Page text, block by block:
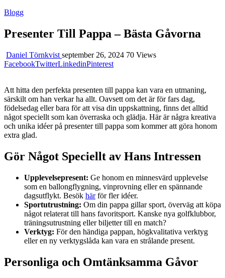
Blogg
Presenter Till Pappa – Bästa Gåvorna
Daniel Törnkvist september 26, 2024 70 Views
FacebookTwitterLinkedinPinterest
Att hitta den perfekta presenten till pappa kan vara en utmaning,
särskilt om han verkar ha allt. Oavsett om det är för fars dag,
födelsedag eller bara för att visa din uppskattning, finns det alltid
något speciellt som kan överraska och glädja. Här är några kreativa
och unika idéer på presenter till pappa som kommer att göra honom
extra glad.
Gör Något Speciellt av Hans Intressen
Upplevelsepresent: Ge honom en minnesvärd upplevelse
som en ballongflygning, vinprovning eller en spännande
dagsutflykt. Besök härför fler idéer.
Sportutrustning: Om din pappa gillar sport, överväg att köpa
något relaterat till hans favoritsport. Kanske nya golfklubbor,
träningsutrustning eller biljetter till en match?
Verktyg: För den händiga pappan, högkvalitativa verktyg
eller en ny verktygslåda kan vara en strålande present.
Personliga och Omtänksamma Gåvor